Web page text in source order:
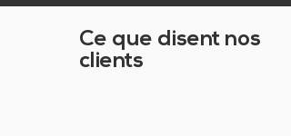
Ce que disent nos
clients